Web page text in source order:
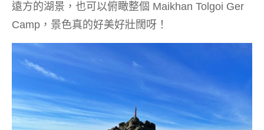
遠方的湖景，也可以俯瞰整個 Maikhan Tolgoi Ger
Camp，景色真的好美好壯闊呀！